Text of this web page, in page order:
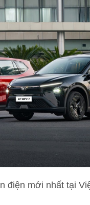
điện mới nhất tại